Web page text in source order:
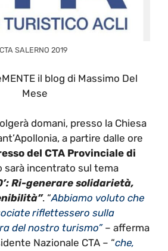
SALERNO 2019
il blog di Massimo Del
Mese
domani, presso la Chiesa
a partire dalle ore
del CTA Provinciale di
sarà incentrato sul tema
Ri-generare solidarietà,
. “Abbiamo voluto che
riflettessero sulla
del nostro turismo”– afferma
Nazionale CTA – “che,